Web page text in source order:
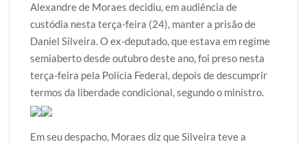
t
t
e
r
e
b
o
o
k
t
s
A
p
p
g
g
e
r
r
e
Alexandre de Moraes decidiu, em audiência de
custódia nesta terça-feira (24), manter a prisão de
Daniel Silveira. O ex-deputado, que estava em regime
semiaberto desde outubro deste ano, foi preso nesta
terça-feira pela Polícia Federal, depois de descumprir
termos da liberdade condicional, segundo o ministro.
Em seu despacho, Moraes diz que Silveira teve a